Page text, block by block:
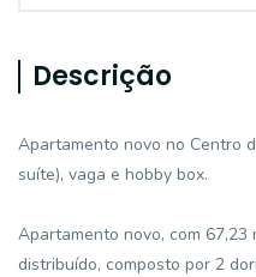
Descrição
Apartamento novo no Centro
suíte), vaga e hobby box.
Apartamento novo, com 67,23
distribuído, composto por 2